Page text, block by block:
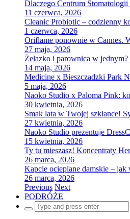
Dlaczego Centrum
11 czerwca, 2026
Cleanic Probiotic – codzienny
1 czerwca, 2026
Oriflame ponownie w Cannes.
27 maja, 2026
Żelazko i parownica w
14 maja, 2026
Medicine x Bieszczadzki Park
5 maja, 2026
Naoko Studio x Paloma Pink:
30 kwietnia, 2026
Smak lata w Twojej szklance!
27 kwietnia, 2026
Naoko Studio prezentuje
15 kwietnia, 2026
Ty tu mieszasz! Koncentraty
26 marca, 2026
Kapcie ocieplane damskie –
26 marca, 2026
Previous Next
PODRÓŻE
Search
for: